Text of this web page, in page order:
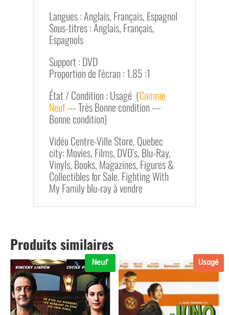
Langues : Anglais, Français, Espagnol
Sous-titres : Anglais, Français,
Espagnols
Support : DVD
Proportion de l'écran : 1.85 :1
État / Condition : Usagé (Comme
Neuf --- Très Bonne condition ---
Bonne condition)
Vidéo Centre-Ville Store, Quebec
city: Movies, Films, DVD’s, Blu-Ray,
Vinyls, Books, Magazines, Figures &
Collectibles for Sale. Fighting With
My Family blu-ray à vendre
Produits similaires
Neuf Usagé